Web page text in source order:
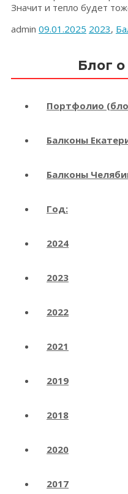
Значит и тепло будет
admin 09.01.2025 2023,
Блог
Портфолио
Балконы
Балконы
Год:
2024
2023
2022
2021
2019
2018
2020
2017